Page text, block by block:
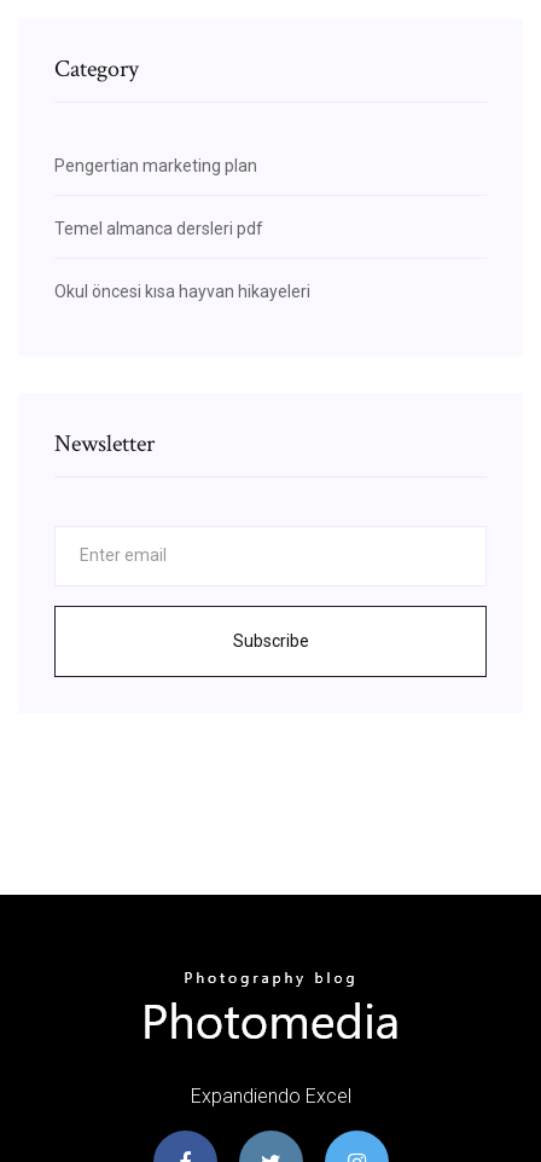
Category
Pengertian marketing plan
Temel almanca dersleri pdf
Okul öncesi kısa hayvan hikayeleri
Newsletter
Subscribe
Expandiendo Excel